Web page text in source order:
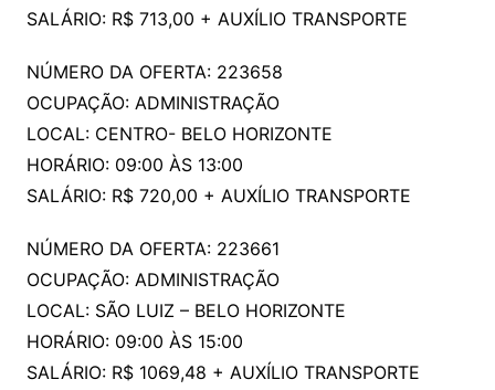
SALÁRIO: R$ 713,00 + AUXÍLIO TRANSPORTE
NÚMERO DA OFERTA: 223658
OCUPAÇÃO: ADMINISTRAÇÃO
LOCAL: CENTRO- BELO HORIZONTE
HORÁRIO: 09:00 ÀS 13:00
SALÁRIO: R$ 720,00 + AUXÍLIO TRANSPORTE
NÚMERO DA OFERTA: 223661
OCUPAÇÃO: ADMINISTRAÇÃO
LOCAL: SÃO LUIZ – BELO HORIZONTE
HORÁRIO: 09:00 ÀS 15:00
SALÁRIO: R$ 1069,48 + AUXÍLIO TRANSPORTE